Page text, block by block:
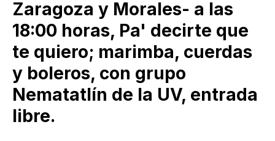
Zaragoza y Morales- a las
18:00 horas, Pa' decirte que
te quiero; marimba, cuerdas
y boleros, con grupo
Nematatlín de la UV, entrada
libre.